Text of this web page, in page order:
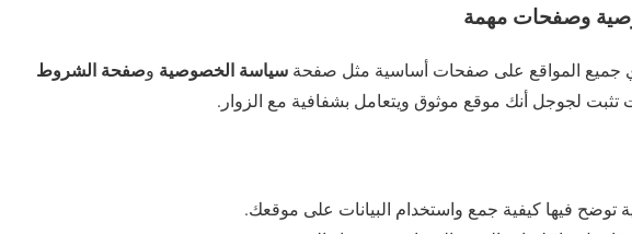
سياسة الخصوصية وصفحة الشروط
تثبت لجوجل أنك موقع موثوق ويتعامل بشفافية مع الزوار.
فيها كيفية جمع واستخدام البيانات على موقعك.